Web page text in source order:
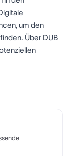
um den
Über DUB